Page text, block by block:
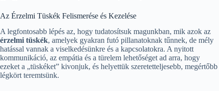
Az Érzelmi Tüskék Felismerése és Kezelése
A legfontosabb lépés az, hogy tudatosítsuk magunkban, mik azok az
érzelmi tüskék, amelyek gyakran futó pillanatoknak tűnnek, de mély
hatással vannak a viselkedésünkre és a kapcsolatokra. A nyitott
kommunikáció, az empátia és a türelem lehetőséget ad arra, hogy
ezeket a „tüskéket” kivonjuk, és helyettük szeretetteljesebb, megértőbb
légkört teremtsünk.